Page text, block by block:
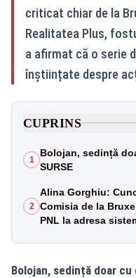
criticat chiar de la
Realitatea Plus,
a afirmat că o serie
înștiințate despre
CUPRINS
1
Bolojan, sedință
SURSE
2
Alina Gorghiu:
Comisia de la
PNL la adresa
Bolojan, sedință doar cu